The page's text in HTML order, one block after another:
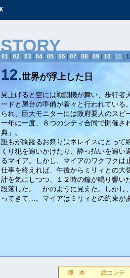
STORY
01 |02 |03 |04 |05 |06 |07 |08 |09 |10 |11 |
12.世界が浮上した日
見上げると空には戦闘機が舞い、歩行者
ードと屋台の準備が着々と行われている
られ、巨大モニターには政府要人のスピ
一年に一度、８つのシティ合同で開催さ
典」。
誰もが胸躍るお祭りはネレイスにとっ
くり犯を追いかけたり、酔っ払いを追い
るマイア。しかし、マイアのワクワク
仕事を終えれば、午後からミリィとの
計を気にしつつ、１２時の鐘が鳴り響い
段落した。…かのように見えた。しかし
ってきて…。マイアはミリィとの約束が
脚 本 絵コンテ